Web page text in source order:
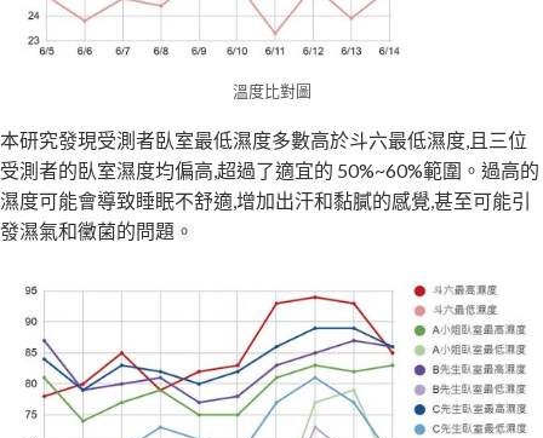
溫度比對圖
本研究發現受測者臥室最低濕度多數高於斗六最低濕度,且三位
受測者的臥室濕度均偏高,超過了適宜的 50%~60%範圍。過高的
濕度可能會導致睡眠不舒適,增加出汗和黏膩的感覺,甚至可能引
發濕氣和黴菌的問題。